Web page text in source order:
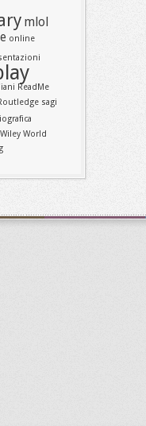
mlol
online
ReadMe
sagi
Wiley World